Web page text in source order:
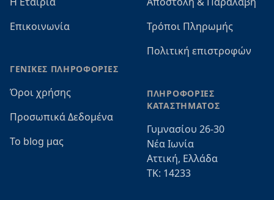
Επικοινωνία
ΓΕΝΙΚΕΣ ΠΛΗΡΟΦΟΡΙΕΣ
Όροι χρήσης
Προσωπικά Δεδομένα
Το blog μας
Τρόποι Πληρωμής
Πολιτική επιστροφών
ΠΛΗΡΟΦΟΡΙΕΣ
ΚΑΤΑΣΤΗΜΑΤΟΣ
Γυμνασίου 26-30
Νέα Ιωνία
Αττική, Ελλάδα
ΤΚ: 14233